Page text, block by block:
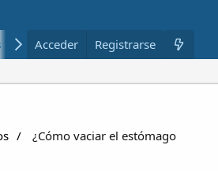
Nuevo Miembros
Acceder Registrarse
¿Cómo vaciar el estómago